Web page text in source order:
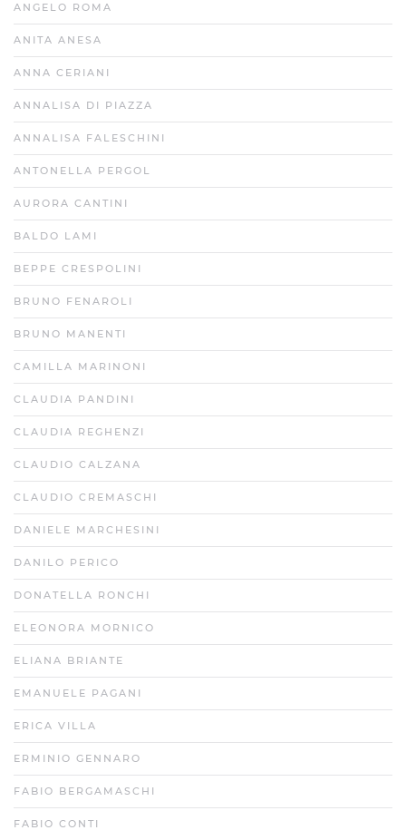
ANGELO ROMA
ANITA ANESA
ANNA CERIANI
ANNALISA DI PIAZZA
ANNALISA FALESCHINI
ANTONELLA PERGOL
AURORA CANTINI
BALDO LAMI
BEPPE CRESPOLINI
BRUNO FENAROLI
BRUNO MANENTI
CAMILLA MARINONI
CLAUDIA PANDINI
CLAUDIA REGHENZI
CLAUDIO CALZANA
CLAUDIO CREMASCHI
DANIELE MARCHESINI
DANILO PERICO
DONATELLA RONCHI
ELEONORA MORNICO
ELIANA BRIANTE
EMANUELE PAGANI
ERICA VILLA
ERMINIO GENNARO
FABIO BERGAMASCHI
FABIO CONTI